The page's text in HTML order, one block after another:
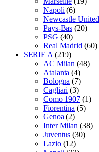
Napoli (6)
Newcastle United
Pays-Bas (20)
PSG (40)
Real Madrid (60)
SERIE A (219)
AC Milan (48)
Atalanta (4)
Bologna (7)
Cagliari (3)
Como 1907 (1)
Fiorentina (5)
Genoa (2)
Inter Milan (38)
Juventus (30)
Lazio (12)